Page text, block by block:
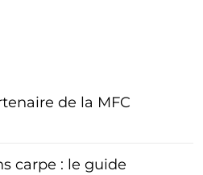
de la MFC
carpe : le guide